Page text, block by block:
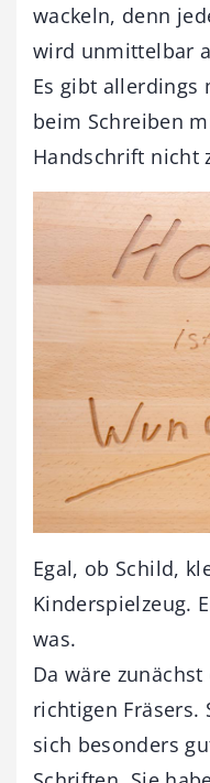
wackeln, denn
wird unmittelbar
Es gibt allerdings
beim Schreiben
Handschrift nicht
Egal, ob Schild,
Kinderspielzeug.
was.
Da wäre
richtigen Fräsers.
sich besonders